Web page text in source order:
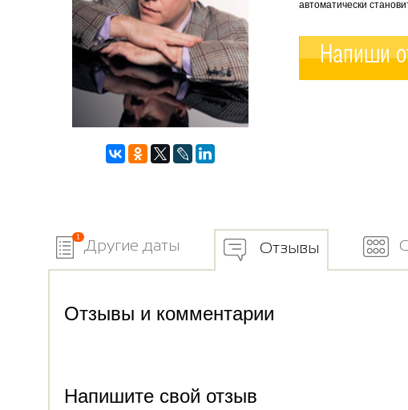
автоматически
Напиши
1 Другие даты Отзывы
Отзывы и комментарии
Напишите свой отзыв